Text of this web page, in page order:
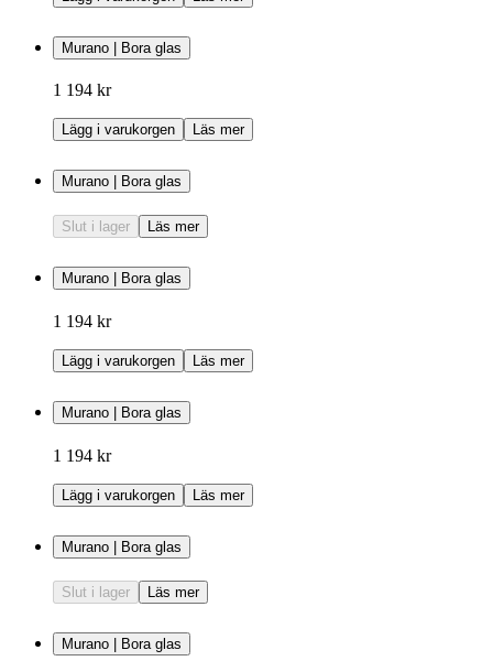
Murano | Bora glas
1 194 kr
Lägg i varukorgen Läs mer
Murano | Bora glas
Slut i lager Läs mer
Murano | Bora glas
1 194 kr
Lägg i varukorgen Läs mer
Murano | Bora glas
1 194 kr
Lägg i varukorgen Läs mer
Murano | Bora glas
Slut i lager Läs mer
Murano | Bora glas